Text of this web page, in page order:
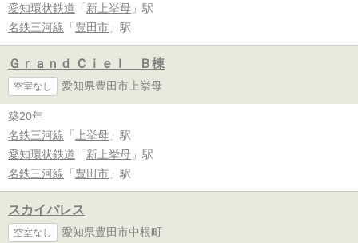
愛知環状鉄道 「 新上挙母 」駅
名鉄三河線 「 豊田市 」駅
Ｇｒａｎｄ Ｃｉｅｌ Ｂ棟
空室なし 愛知県豊田市上挙母
築20年
名鉄三河線 「 上挙母 」駅
愛知環状鉄道 「 新上挙母 」駅
名鉄三河線 「 豊田市 」駅
スカイパレス
空室なし 愛知県豊田市中根町